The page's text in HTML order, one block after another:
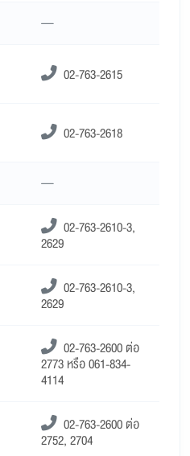
—
02-763-2615
02-763-2618
—
02-763-2610-3,
2629
02-763-2610-3,
2629
02-763-2600 ต่อ
2773 หรือ 061-834-
4114
02-763-2600 ต่อ
2752, 2704